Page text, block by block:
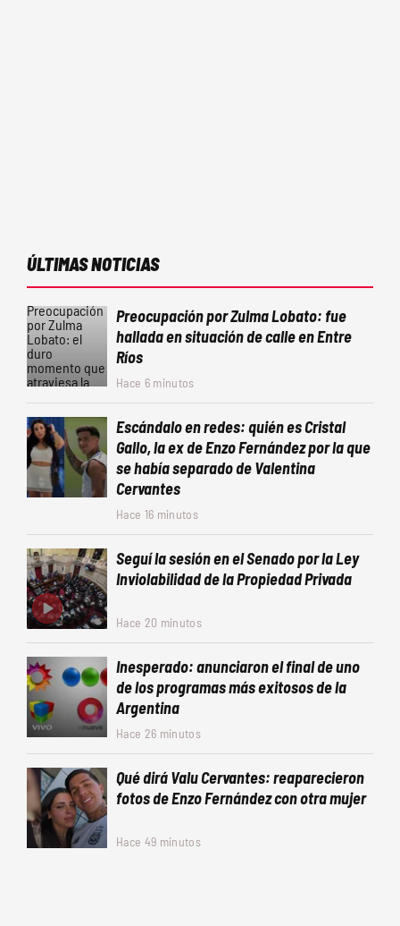
ÚLTIMAS NOTICIAS
Preocupación por Zulma Lobato: fue
hallada en situación de calle en Entre
Ríos
Hace 6 minutos
Escándalo en redes: quién es Cristal
Gallo, la ex de Enzo Fernández por la que
se había separado de Valentina
Cervantes
Hace 16 minutos
Seguí la sesión en el Senado por la Ley
Inviolabilidad de la Propiedad Privada
Hace 20 minutos
Inesperado: anunciaron el final de uno
de los programas más exitosos de la
Argentina
Hace 26 minutos
Qué dirá Valu Cervantes: reaparecieron
fotos de Enzo Fernández con otra mujer
Hace 49 minutos